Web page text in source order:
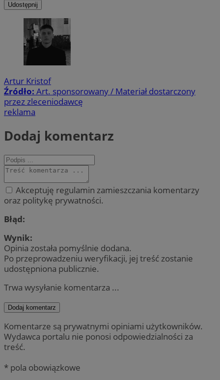
Udostępnij
Artur Kristof
Źródło: Art. sponsorowany / Materiał dostarczony
przez zleceniodawcę
reklama
Dodaj komentarz
Akceptuję regulamin zamieszczania komentarzy
oraz politykę prywatności.
Błąd:
Wynik:
Opinia została pomyślnie dodana.
Po przeprowadzeniu weryfikacji, jej treść zostanie
udostępniona publicznie.
Trwa wysyłanie komentarza ...
Dodaj komentarz
Komentarze są prywatnymi opiniami użytkowników.
Wydawca portalu nie ponosi odpowiedzialności za
treść.
* pola obowiązkowe